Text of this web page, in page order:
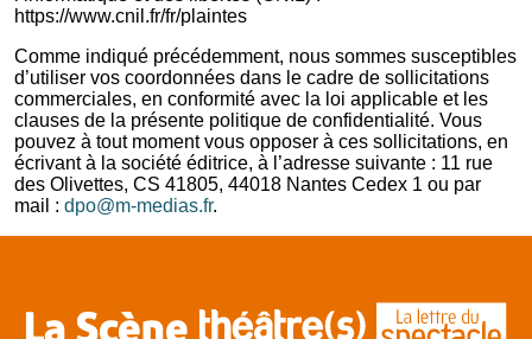
https://www.cnil.fr/fr/plaintes
Comme indiqué précédemment, nous sommes susceptibles
d’utiliser vos coordonnées dans le cadre de sollicitations
commerciales, en conformité avec la loi applicable et les
clauses de la présente politique de confidentialité. Vous
pouvez à tout moment vous opposer à ces sollicitations, en
écrivant à la société éditrice, à l’adresse suivante : 11 rue
des Olivettes, CS 41805, 44018 Nantes Cedex 1 ou par
mail : dpo@m-medias.fr.